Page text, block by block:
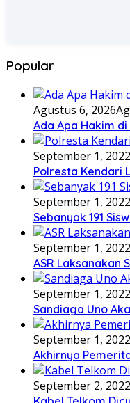
Popular
Agustus 6, 2026
Ada Apa Hakim di
September 1, 2022
Polresta Kendari
September 1, 2022
Sebanyak 191
September 1, 2022
ASR Laksanakan
September 1, 2022
Sandiaga Uno
September 1, 2022
Akhirnya
September 2, 2022